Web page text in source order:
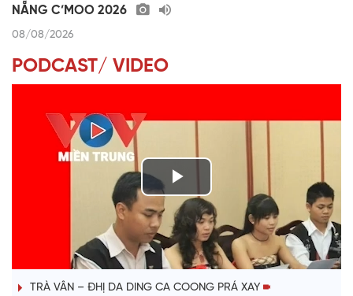
NẴNG C’MOO 2026
08/08/2026
PODCAST/ VIDEO
P
l
a
VÀI PHÚT DÀNH CHO QUẢNG BÁ
TRÀ VÂN – ĐHỊ DA DING CA COONG PRÁ XAY